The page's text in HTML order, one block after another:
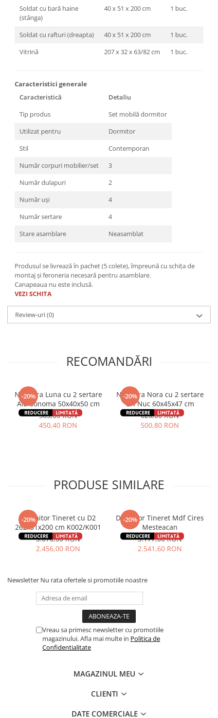
Soldat cu bară haine
(stânga)
40 x 51 x 200 cm 1 buc.
Soldat cu rafturi (dreapta) 40 x 51 x 200 cm
1 buc.
Vitrină
207 x 32 x 63/82 cm 1 buc.
Caracteristici generale
Caracteristică
Detaliu
Tip produs
Set mobilă dormitor
Utilizat pentru
Dormitor
Stil
Contemporan
Număr corpuri mobilier/set
3
Număr dulapuri
2
Număr uși
4
Număr sertare
4
Stare asamblare
Neasamblat
Produsul se livrează în pachet (5 colete), împreună cu schița de
montaj și feroneria necesară pentru asamblare.
Canapeaua nu este inclusă.
VEZI SCHITA
Review-uri(0)
RECOMANDĂRI
-20%
Noptiera Luna cu 2 sertare
Alb Sonoma 50x40x50 cm
563,00 RON
450,40 RON
-20%
Noptiera Nora cu 2 sertare
Gri Nuc 60x45x47 cm
626,00 RON
500,80 RON
PRODUSE SIMILARE
-20%
Dormitor Tineret cu D2
262x51x200 cm K002/K001
3.070,00 RON
2.456,00 RON
-20%
Dormitor Tineret Mdf Cires
Mesteacan
3.177,00 RON
2.541,60 RON
Newsletter Nu rata ofertele si promotiile noastre
Vreau sa primesc newsletter cu promotiile
magazinului. Afla mai multe in Politica de
Confidentialitate
MAGAZINUL MEU
CLIENTI
DATE COMERCIALE